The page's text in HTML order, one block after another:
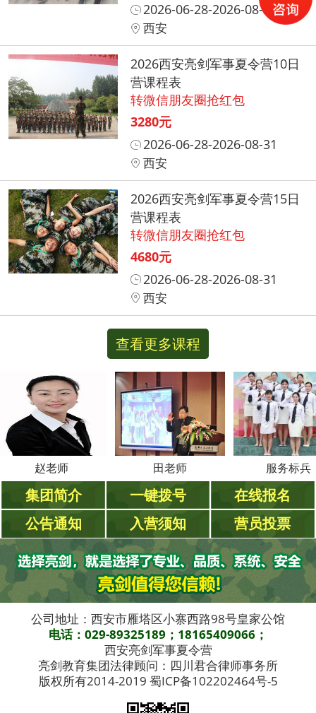
2026-06-28-2026-08-31
西安
2026西安亮剑军事夏令营10日
营课程表
转微信朋友圈抢红包
3280元
2026-06-28-2026-08-31
西安
2026西安亮剑军事夏令营15日
营课程表
转微信朋友圈抢红包
4680元
2026-06-28-2026-08-31
西安
查看更多课程
赵老师 田老师 服务标兵
集团简介 一键拨号
在线报名
公告通知
入营须知 营员投票
公司地址：西安市雁塔区小寨西路98号皇家公馆
电话：029-89325189；18165409066；
西安亮剑军事夏令营
亮剑教育集团法律顾问：四川君合律师事务所
版权所有2014-2019 蜀ICP备102202464号-5